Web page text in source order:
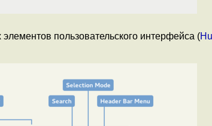
пользовательского интерфейса (